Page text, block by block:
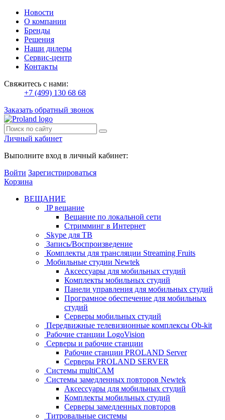
Новости
О компании
Бренды
Решения
Наши дилеры
Сервис-центр
Контакты
Свяжитесь с нами:
+7 (499) 130 68 68
Заказать обратный звонок
Личный кабинет
Выполните вход в личный кабинет:
Войти Зарегистрироваться
Корзина
ВЕЩАНИЕ
IP вещание
Вещание по локальной сети
Стримминг в Интернет
Skype для ТВ
Запись/Воспроизведение
Комплекты для трансляции Streaming Fruits
Мобильные студии Newtek
Аксессуары для мобильных студий
Комплекты мобильных студий
Панели управления для мобильных студий
Програмное обеспечение для мобильных
студий
Серверы мобильных студий
Передвижные телевизионные комплексы Ob-kit
Рабочие станции LogoVision
Серверы и рабочие станции
Рабочие станции PROLAND Server
Серверы PROLAND SERVER
Системы multiCAM
Системы замедленных повторов Newtek
Аксессуары для мобильных студий
Комплекты мобильных студий
Серверы замедленных повторов
Титровальные системы